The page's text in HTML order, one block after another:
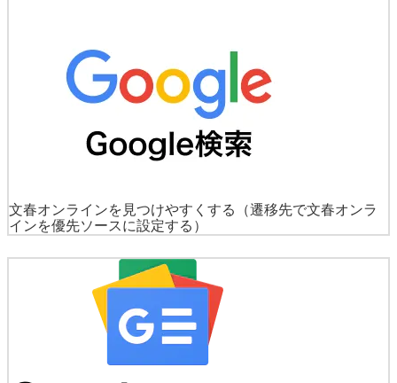
文春オンラインを見つけやすくする
（遷移先で文春オンラ
インを優先ソースに設定する）